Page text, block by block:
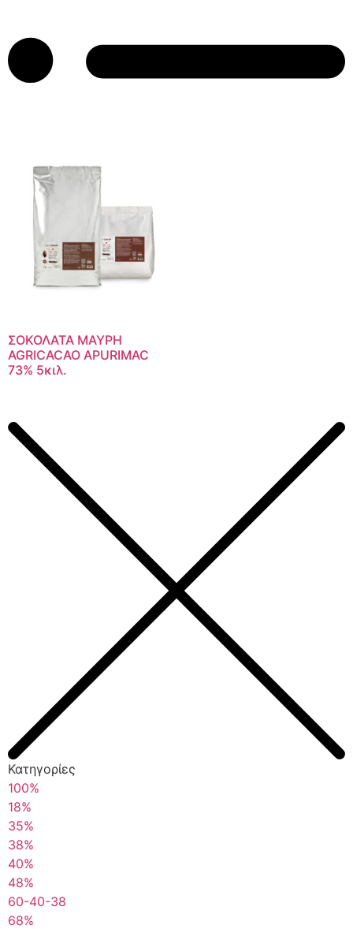
ΣΟΚΟΛΑΤΑ ΜΑΥΡΗ
AGRICACAO APURIMAC
73% 5κιλ.
Κατηγορίες
100%
18%
35%
38%
40%
48%
60-40-38
68%